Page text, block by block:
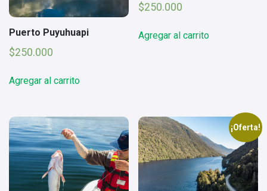
Puerto Puyuhuapi
$250.000
Agregar al carrito
$250.000
Agregar al carrito
¡Oferta!